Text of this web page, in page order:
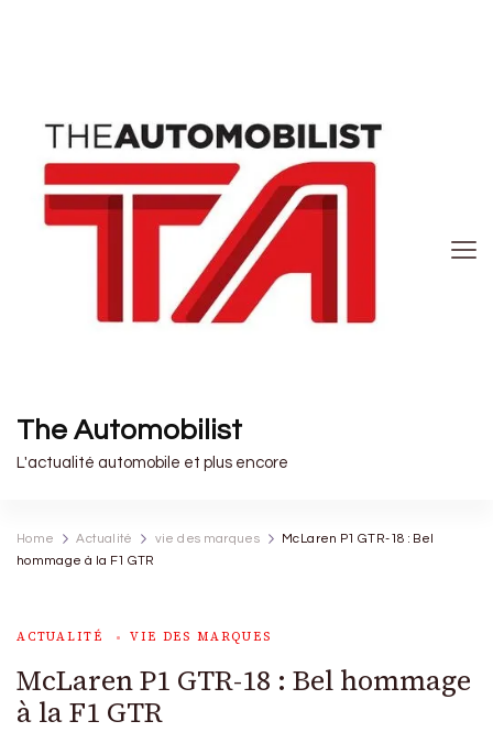
The Automobilist
L'actualité automobile et plus encore
Home Actualité vie des marques
McLaren P1 GTR-18 : Bel
hommage à la F1 GTR
ACTUALITÉ VIE DES MARQUES
McLaren P1 GTR-18 : Bel hommage
à la F1 GTR